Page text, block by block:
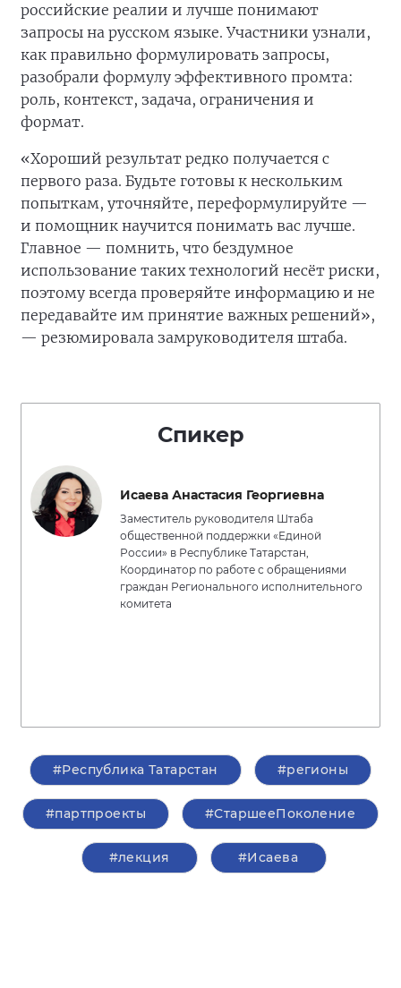
российские реалии и лучше понимают
запросы на русском языке. Участники узнали,
как правильно формулировать запросы,
разобрали формулу эффективного промта:
роль, контекст, задача, ограничения и
формат.
«Хороший результат редко получается с
первого раза. Будьте готовы к нескольким
попыткам, уточняйте, переформулируйте —
и помощник научится понимать вас лучше.
Главное — помнить, что бездумное
использование таких технологий несёт риски,
поэтому всегда проверяйте информацию и не
передавайте им принятие важных решений»,
— резюмировала замруководителя штаба.
Спикер
Исаева Анастасия Георгиевна
Заместитель руководителя Штаба
общественной поддержки «Единой
России» в Республике Татарстан,
Координатор по работе с обращениями
граждан Регионального исполнительного
комитета
#Республика Татарстан #регионы
#партпроекты #СтаршееПоколение
#лекция #Исаева